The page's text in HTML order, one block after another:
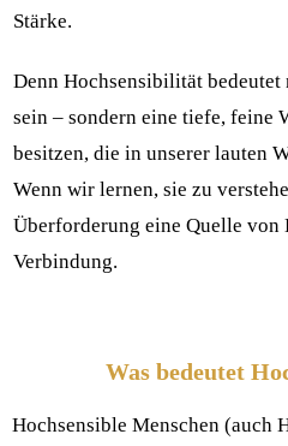
Stärke.
Denn Hochsensibilität
sein – sondern eine tiefe, feine
besitzen, die in unserer lauten
Wenn wir lernen, sie zu
Überforderung eine Quelle
Verbindung.
Was bedeutet
Hochsensible Menschen (auch